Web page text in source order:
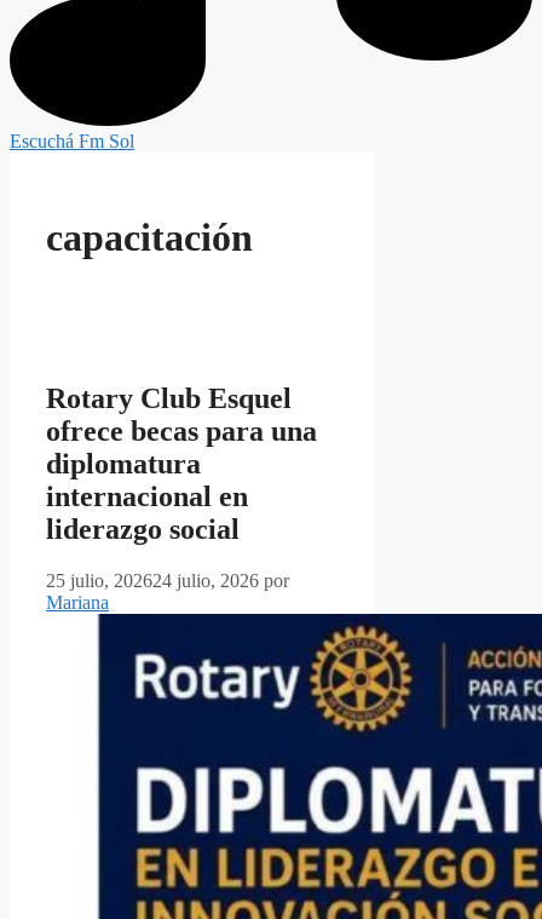
Escuchá Fm Sol
capacitación
Rotary Club Esquel
ofrece becas para una
diplomatura
internacional en
liderazgo social
25 julio, 202624 julio, 2026 por
Mariana